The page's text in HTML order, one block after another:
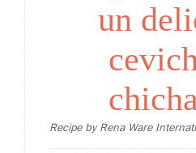
un
Recipe by Rena Ware